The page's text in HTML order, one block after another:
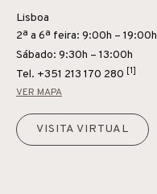
Lisboa
2ª a 6ª feira: 9:00h – 19:00h
Sábado: 9:30h – 13:00h
Tel. +351 213 170 280 [1]
VER MAPA
VISITA VIRTUAL